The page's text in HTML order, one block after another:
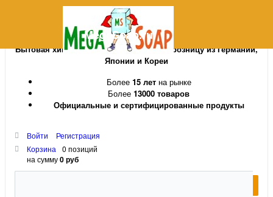
MegaSoap.ru
Бытовая химия и косметика оптом и в розницу из Германии,
Японии и Кореи
Более 15 летна рынке
Более 13000 товаров
Официальные и сертифицированные продукты
Войти
Регистрация
Корзина
0 позиций
на сумму0 руб